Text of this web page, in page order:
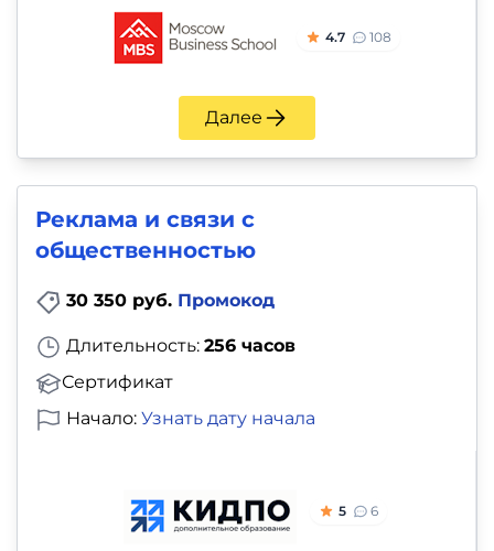
4.7 108
Далее
Реклама и связи с
общественностью
30 350 руб. Промокод
Длительность: 256 часов
Сертификат
Начало: Узнать дату начала
5 6